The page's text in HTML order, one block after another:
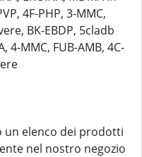
4F-PHP, 3-MMC,
BK-EBDP, 5cladb
4-MMC, FUB-AMB, 4C-
un elenco dei prodotti
nel nostro negozio